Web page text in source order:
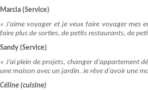
Marcia (Service)
« J’aime voyager et je veux faire voyager
faire plus de sorties, de petits restaurants, de
Sandy (Service)
« J’ai plein de projets, changer d’appartement
une maison avec un jardin. Je rêve d’avoir une
Céline (cuisine)